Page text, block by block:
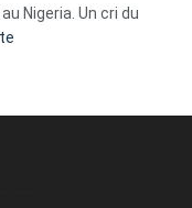
Nigeria. Un cri du